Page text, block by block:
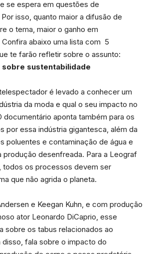
se espera em questões de
isso, quanto maior a difusão de
o tema, maior o ganho em
abaixo uma lista com 5
te farão refletir sobre o assunto:
sobre sustentabilidade
é levado a conhecer um
da moda e qual o seu impacto no
documentário aponta também para os
por essa indústria gigantesca, além da
poluentes e contaminação de água e
produção desenfreada. Para a Leograf
todos os processos devem ser
que não agrida o planeta.
e Keegan Kuhn, e com produção
ator Leonardo DiCaprio, esse
sobre os tabus relacionados ao
disso, fala sobre o impacto do